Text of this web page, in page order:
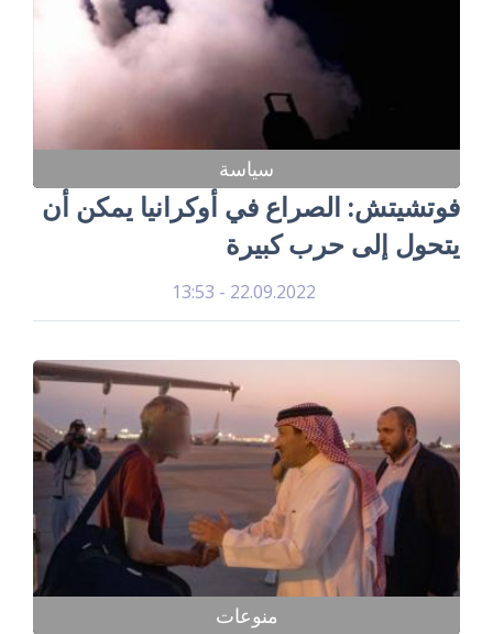
سياسة
فوتشيتش: الصراع في أوكرانيا يمكن أن
يتحول إلى حرب كبيرة
22.09.2022 - 13:53
منوعات